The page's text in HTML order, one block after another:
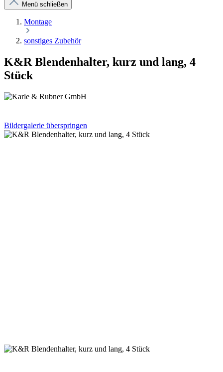
Menü schließen
Montage
sonstiges Zubehör
K&R Blendenhalter, kurz und lang, 4
Stück
Bildergalerie überspringen